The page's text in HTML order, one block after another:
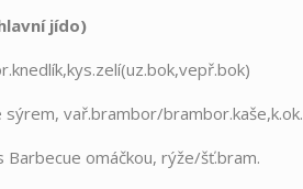
jído)
sýrem, vař.brambor/brambor.kaše,k.ok.
Barbecue omáčkou, rýže/šť.bram.